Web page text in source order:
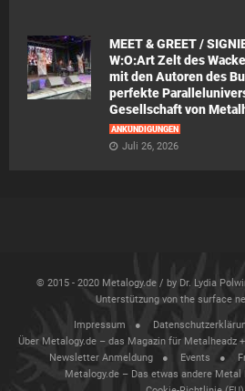
MEET & GREET /
W:O:Art Zelt des
mit den Autoren des
perfekte
Gesellschaft von
ANKÜNDIGUNGEN
Juli 26, 2026
© 2015 - 2020 Metalogy.de / by Dr. Lydia
Unterstützung von the surface
Impressum
Über Metalogy.de – das Magazin für Metalheadz +
Newsletter Anmeldung
Events
Metalogy.de – Das etwas andere Metal